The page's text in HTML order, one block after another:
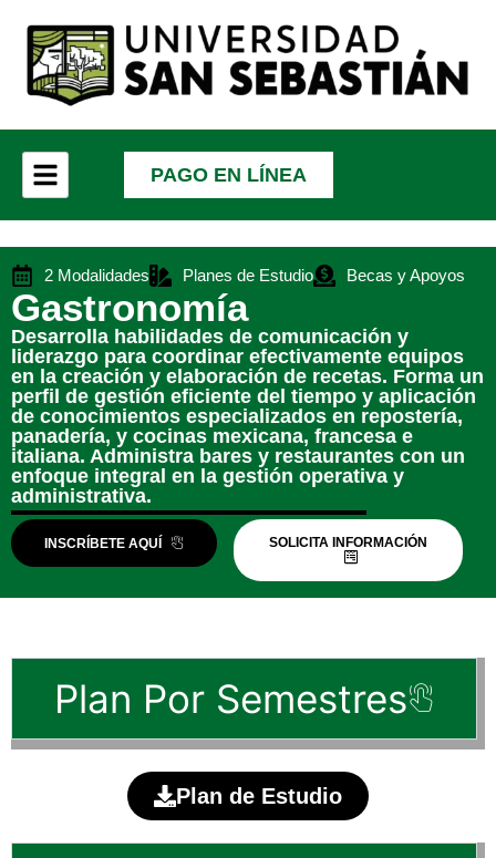
PAGO EN LÍNEA
2 Modalidades Planes de Estudio Becas y Apoyos
Gastronomía
Desarrolla habilidades de comunicación y
liderazgo para coordinar efectivamente equipos
en la creación y elaboración de recetas. Forma un
perfil de gestión eficiente del tiempo y aplicación
de conocimientos especializados en repostería,
panadería, y cocinas mexicana, francesa e
italiana. Administra bares y restaurantes con un
enfoque integral en la gestión operativa y
administrativa.
INSCRÍBETE AQUÍ SOLICITA INFORMACIÓN
Plan Por Semestres
Plan de Estudio